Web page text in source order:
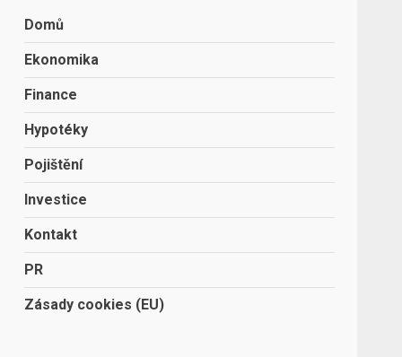
Domů
Ekonomika
Finance
Hypotéky
Pojištění
Investice
Kontakt
PR
Zásady cookies (EU)